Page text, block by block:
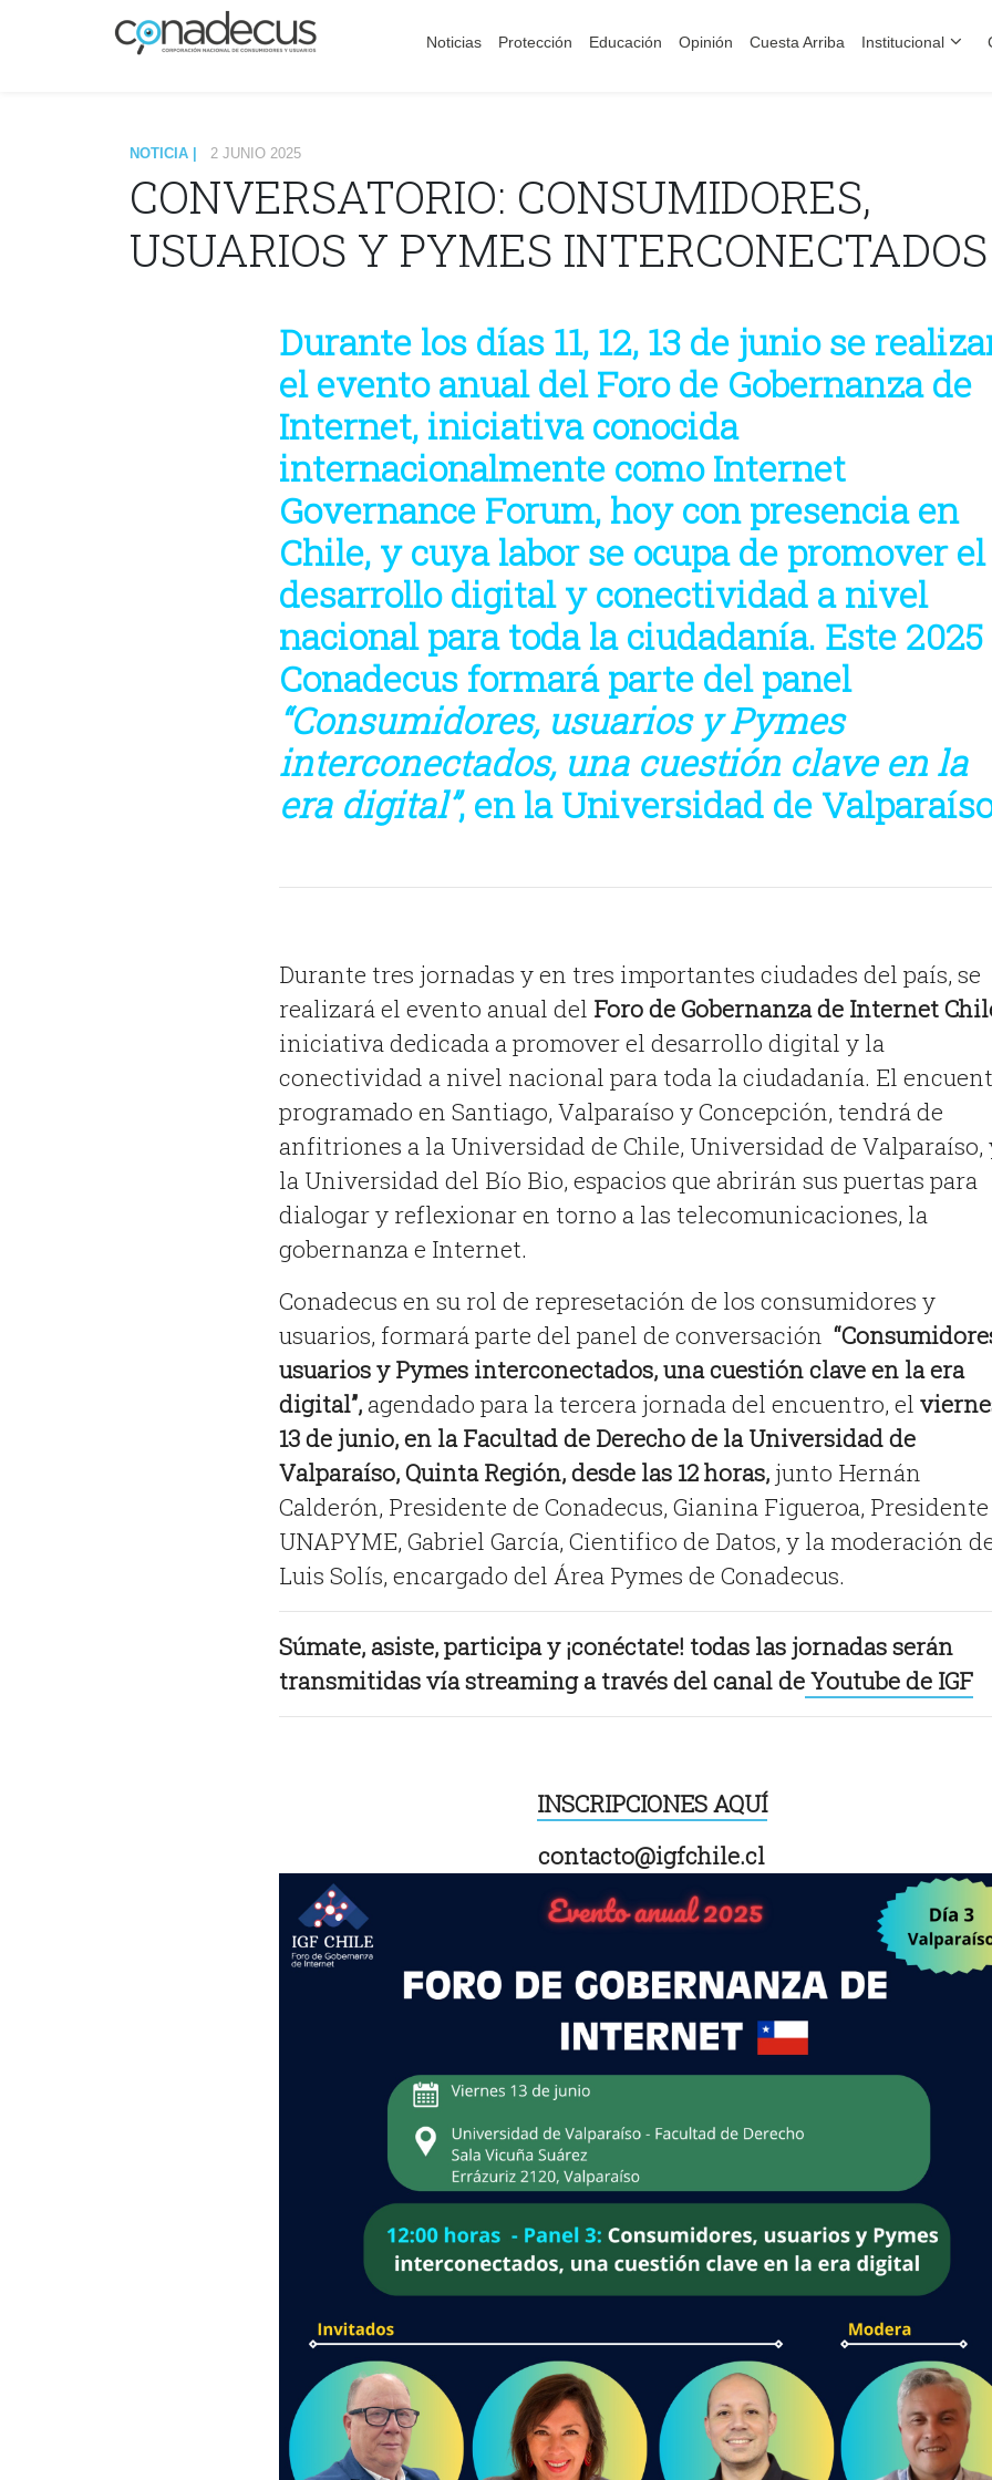
Noticias Protección Educación Opinión Cuesta Arriba Institucional
NOTICIA | 2 JUNIO 2025
CONVERSATORIO: CONSUMIDORES,
USUARIOS Y PYMES INTERCONECTADOS
Durante los días 11, 12, 13 de junio se
el evento anual del Foro de Gobernanza de
Internet, iniciativa conocida
internacionalmente como Internet
Governance Forum, hoy con presencia en
Chile, y cuya labor se ocupa de promover el
desarrollo digital y conectividad a nivel
nacional para toda la ciudadanía. Este 2025
Conadecus formará parte del panel
“Consumidores, usuarios y Pymes
interconectados, una cuestión clave en la
era digital”, en la Universidad de
Durante tres jornadas y en tres importantes ciudades del país, se
realizará el evento anual del Foro de Gobernanza de Internet
iniciativa dedicada a promover el desarrollo digital y la
conectividad a nivel nacional para toda la ciudadanía. El
programado en Santiago, Valparaíso y Concepción, tendrá de
anfitriones a la Universidad de Chile, Universidad de Valparaíso,
la Universidad del Bío Bio, espacios que abrirán sus puertas para
dialogar y reflexionar en torno a las telecomunicaciones, la
gobernanza e Internet.
Conadecus en su rol de represetación de los consumidores y
usuarios, formará parte del panel de conversación
usuarios y Pymes interconectados, una cuestión clave en la era
digital”,agendado para la tercera jornada del encuentro, el
13 de junio, en la Facultad de Derecho de la Universidad de
Valparaíso, Quinta Región, desde las 12 horas, junto Hernán
Calderón, Presidente de Conadecus, Gianina Figueroa,
UNAPYME, Gabriel García, Cientifico de Datos, y la moderación
Luis Solís, encargado del Área Pymes de Conadecus.
Súmate, asiste, participa y ¡conéctate! todas las jornadas serán
transmitidas vía streaming a través del canaldeYoutube de IGF
INSCRIPCIONES AQUÍ
contacto@igfchile.cl